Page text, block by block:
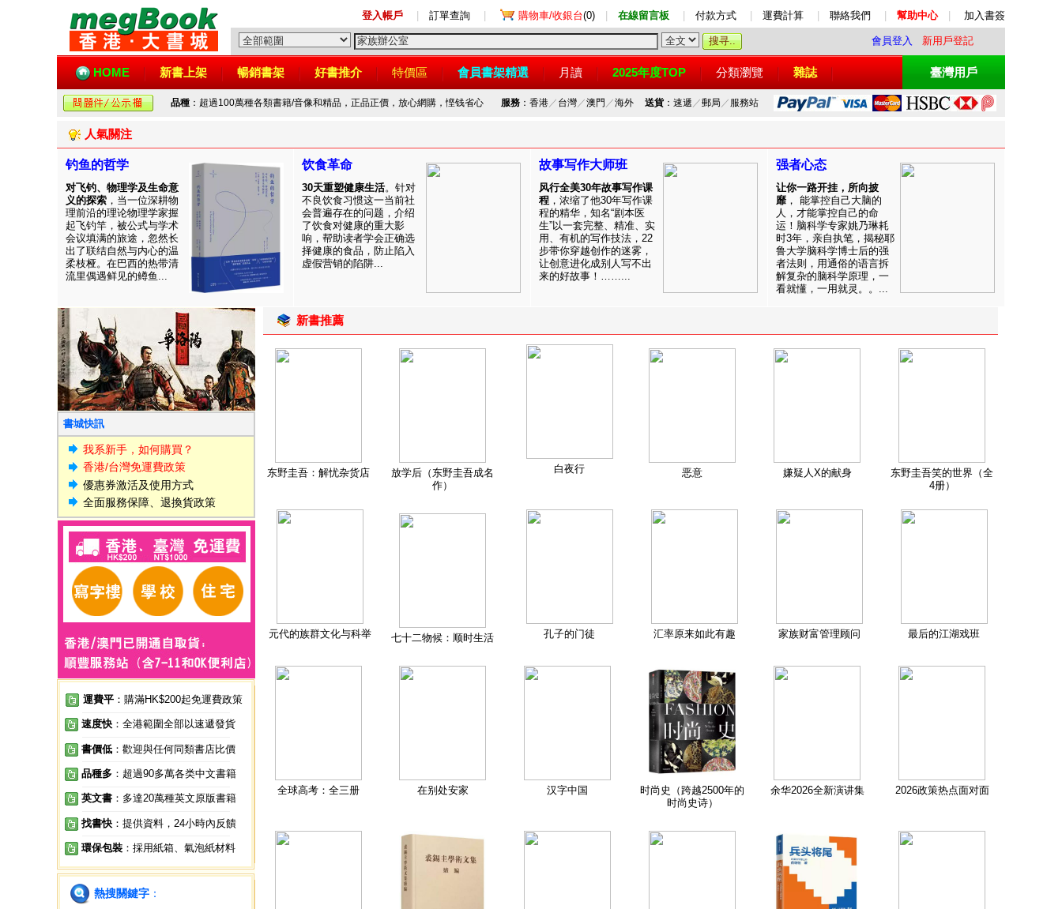
登入帳戶 訂單查詢 購物車/收銀台(0) 在線留言板 付款方式 運費計算 聯絡我們 幫助中心 加入書簽
會員登入 新用戶登記
HOME 新書上架 暢銷書架 好書推介 特價區 會員書架精選 月讀 2025年度TOP 分類瀏覽 雜誌 臺灣用戶
品種 ：超過100萬種各類書籍/音像和精品，正品正價，放心網購，悭钱省心 服務：香港／ 台灣／澳門 ／海外 送貨：速遞 ／郵局 ／ 服務站
人氣關注
钓鱼的哲学
对飞钓、物理学及生命意
义的探索 ，当一位深耕物
理前沿的理论物理学家握
起飞钓竿，被公式与学术
会议填满的旅途，忽然长
出了联结自然与内心的温
柔枝桠。在巴西的热带清
流里偶遇鲜见的鳟鱼...
饮食革命
30天重塑健康生活。针对
不良饮食习惯这一当前社
会普遍存在的问题，介绍
了饮食对健康的重大影
响，帮助读者学会正确选
择健康的食品，防止陷入
虚假营销的陷阱...
故事写作大师班
风行全美30年故事写作课
程 ，浓缩了他30年写作课
程的精华，知名“剧本医
生”以一套完整、精准、实
用、有机的写作技法，22
步带你穿越创作的迷雾，
让创意进化成别人写不出
来的好故事！……...
强者心态
让你一路开挂，所向披
靡 ， 能掌控自己大脑的
人，才能掌控自己的命
运！脑科学专家姚乃琳耗
时3年，亲自执笔，揭秘耶
鲁大学脑科学博士后的强
者法则，用通俗的语言拆
解复杂的脑科学原理，一
看就懂，一用就灵。。...
書城快訊
我系新手，如何購買？
香港/台灣免運費政策
優惠券激活及使用方式
全面服務保障、退換貨政策
運費平 ：購滿HK$200起免運費政策
速度快 ：全港範圍全部以速遞發貨
書價低 ：歡迎與任何同類書店比價
品種多 ：超過90多萬各类中文書籍
英文書 ：多達20萬種英文原版書籍
找書快 ：提供資料，24小時內反饋
環保包裝 ：採用紙箱、氣泡紙材料
熱搜關鍵字 ：
新書推薦
东野圭吾：解忧杂货店
放学后（东野圭吾成名
作）
白夜行 恶意 嫌疑人X的献身
东野圭吾笑的世界（全
4册）
元代的族群文化与科举 七十二物候：顺时生活 孔子的门徒 汇率原来如此有趣 家族财富管理顾问 最后的江湖戏班
全球高考：全三册 在别处安家 汉字中国
时尚史（跨越2500年的
时尚史诗）
余华2026全新演讲集 2026政策热点面对面